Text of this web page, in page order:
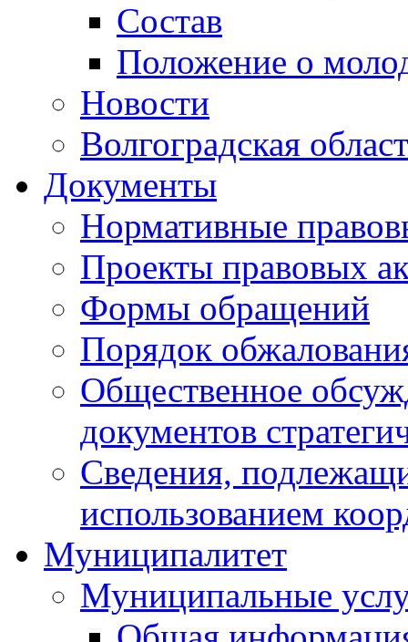
Состав
Положение о
Новости
Волгоградская
Документы
Нормативные
Проекты правовых
Формы обращений
Порядок
Общественное
документов
Сведения,
использованием
Муниципалитет
Муниципальные